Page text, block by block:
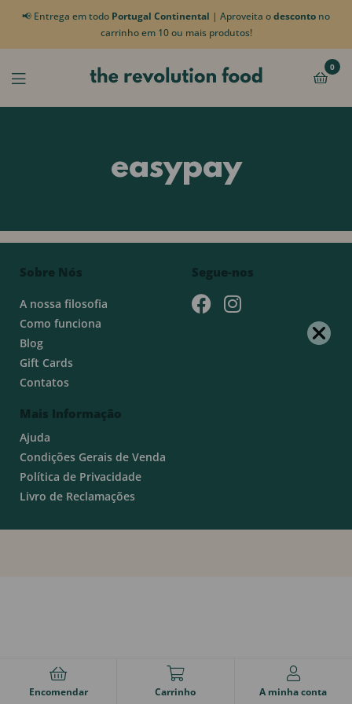
📢 Entrega em todo Portugal Continental | Aproveita odesconto no
carrinho em 10 ou mais produtos!
0
easypay
Sobre Nós
A nossa filosofia
Como funciona
Blog
Gift Cards
Contatos
Mais Informação
Ajuda
Condições Gerais de Venda
Política de Privacidade
Livro de Reclamações
Segue-nos
Encomendar Carrinho A minha conta